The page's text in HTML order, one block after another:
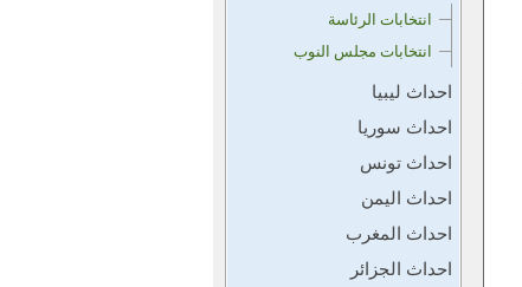
انتخابات الرئاسة
انتخابات مجلس النوب
احداث ليبيا
احداث سوريا
احداث تونس
احداث اليمن
احداث المغرب
احداث الجزائر